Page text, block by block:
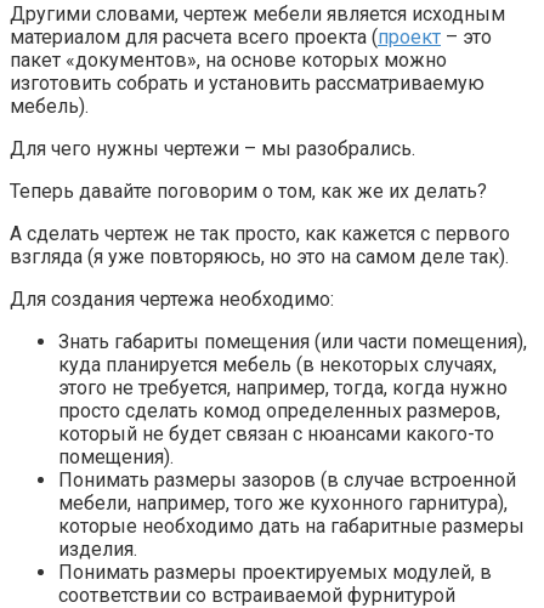
Другими словами, чертеж мебели является исходным
материалом для расчета всего проекта (проект – это
пакет «документов», на основе которых можно
изготовить собрать и установить рассматриваемую
мебель).
Для чего нужны чертежи – мы разобрались.
Теперь давайте поговорим о том, как же их делать?
А сделать чертеж не так просто, как кажется с первого
взгляда (я уже повторяюсь, но это на самом деле так).
Для создания чертежа необходимо:
Знать габариты помещения (или части помещения),
куда планируется мебель (в некоторых случаях,
этого не требуется, например, тогда, когда нужно
просто сделать комод определенных размеров,
который не будет связан с нюансами какого-то
помещения).
Понимать размеры зазоров (в случае встроенной
мебели, например, того же кухонного гарнитура),
которые необходимо дать на габаритные размеры
изделия.
Понимать размеры проектируемых модулей, в
соответствии со встраиваемой фурнитурой